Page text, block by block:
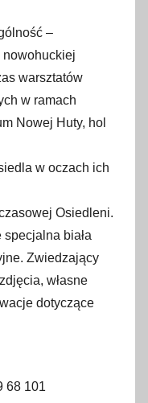
–
nowohuckiej
warsztatów
w ramach
Nowej Huty, hol
w oczach ich
Osiedleni.
biała
Zwiedzający
własne
dotyczące
68 101